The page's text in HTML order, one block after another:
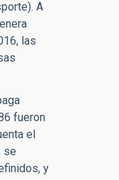
A
las
fueron
el
se
y